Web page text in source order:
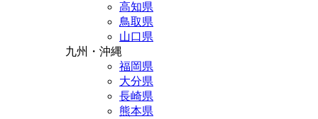
高知県
鳥取県
山口県
九州・沖縄
福岡県
大分県
長崎県
熊本県